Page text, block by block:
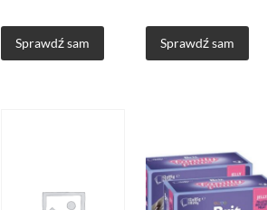
Sprawdź sam Sprawdź sam